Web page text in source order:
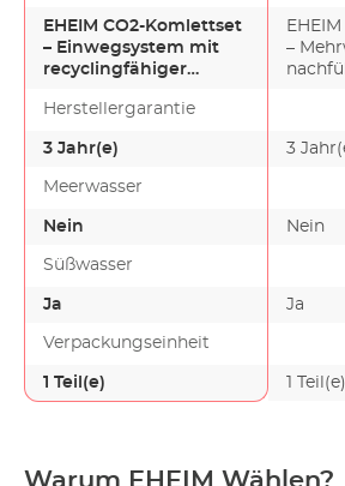
EHEIM CO2-Komlettset
– Einwegsystem mit
recyclingfähiger
Aquarien…
–
Herstellergarantie
3 Jahr(e) 3
Meerwasser
Nein Nein
Süßwasser
Ja Ja
Verpackungseinheit
1 Teil(e) 1 Teil(e)
Warum EHEIM Wählen?